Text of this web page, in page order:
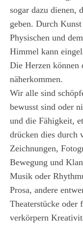
sogar dazu dienen,
geben. Durch
Physischen und
Himmel kann
Die Herzen können
näherkommen.
Wir alle sind
bewusst sind oder
und die Fähigkeit,
drücken dies durch
Zeichnungen,
Bewegung und
Musik oder
Prosa, andere
Theaterstücke oder
verkörpern